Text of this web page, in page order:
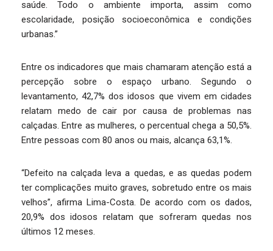
saúde. Todo o ambiente importa, assim como
escolaridade, posição socioeconômica e condições
urbanas.”
Entre os indicadores que mais chamaram atenção está a
percepção sobre o espaço urbano. Segundo o
levantamento, 42,7% dos idosos que vivem em cidades
relatam medo de cair por causa de problemas nas
calçadas. Entre as mulheres, o percentual chega a 50,5%.
Entre pessoas com 80 anos ou mais, alcança 63,1%.
“Defeito na calçada leva a quedas, e as quedas podem
ter complicações muito graves, sobretudo entre os mais
velhos”, afirma Lima-Costa. De acordo com os dados,
20,9% dos idosos relatam que sofreram quedas nos
últimos 12 meses.